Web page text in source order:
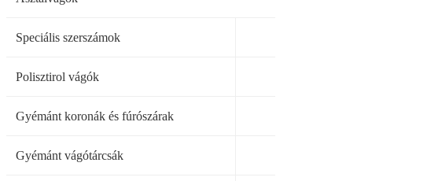
Speciális szerszámok
Polisztirol vágók
Gyémánt koronák és fúrószárak
Gyémánt vágótárcsák